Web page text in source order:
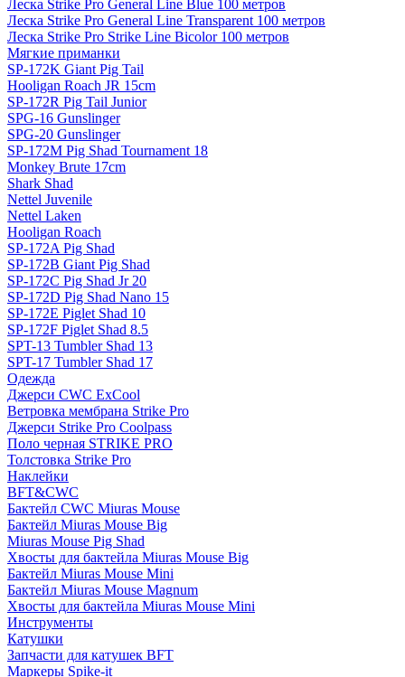
Леска Strike Pro General Line Blue 100 метров
Леска Strike Pro General Line Transparent 100 метров
Леска Strike Pro Strike Line Bicolor 100 метров
Мягкие приманки
SP-172K Giant Pig Tail
Hooligan Roach JR 15cm
SP-172R Pig Tail Junior
SPG-16 Gunslinger
SPG-20 Gunslinger
SP-172M Pig Shad Tournament 18
Monkey Brute 17cm
Shark Shad
Nettel Juvenile
Nettel Laken
Hooligan Roach
SP-172A Pig Shad
SP-172B Giant Pig Shad
SP-172C Pig Shad Jr 20
SP-172D Pig Shad Nano 15
SP-172E Piglet Shad 10
SP-172F Piglet Shad 8.5
SPT-13 Tumbler Shad 13
SPT-17 Tumbler Shad 17
Одежда
Джерси CWC ExCool
Ветровка мембрана Strike Pro
Джерси Strike Pro Coolpass
Поло черная STRIKE PRO
Толстовка Strike Pro
Наклейки
BFT&CWC
Бактейл CWC Miuras Mouse
Бактейл Miuras Mouse Big
Miuras Mouse Pig Shad
Хвосты для бактейла Miuras Mouse Big
Бактейл Miuras Mouse Mini
Бактейл Miuras Mouse Magnum
Хвосты для бактейла Miuras Mouse Mini
Инструменты
Катушки
Запчасти для катушек BFT
Маркеры Spike-it